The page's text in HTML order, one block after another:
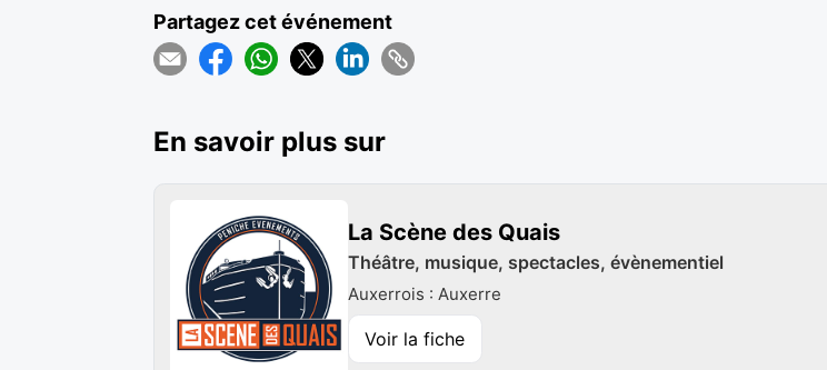
Partagez cet événement
En savoir plus sur
La Scène des Quais
Théâtre, musique, spectacles, évènementiel
Auxerrois : Auxerre
Voir la fiche